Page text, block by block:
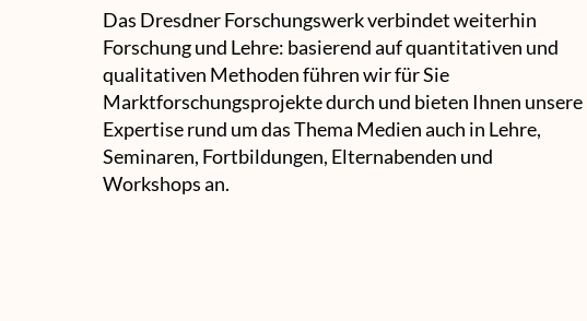
Das Dresdner Forschungswerk verbindet weiterhin
Forschung und Lehre: basierend auf quantitativen und
qualitativen Methoden führen wir für Sie
Marktforschungsprojekte durch und bieten Ihnen unsere
Expertise rund um das Thema Medien auch in Lehre,
Seminaren, Fortbildungen, Elternabenden und
Workshops an.